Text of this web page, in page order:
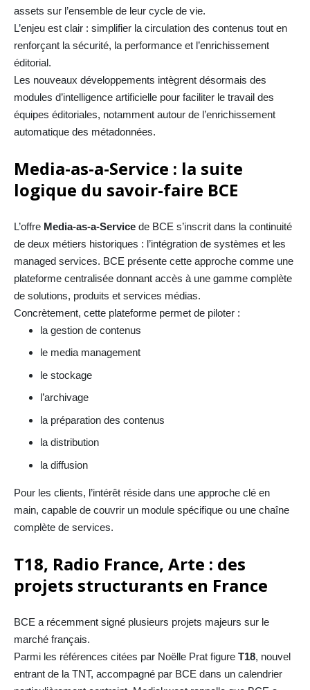
assets sur l’ensemble de leur cycle de vie.
L’enjeu est clair : simplifier la circulation des contenus tout en
renforçant la sécurité, la performance et l’enrichissement
éditorial.
Les nouveaux développements intègrent désormais des
modules d’intelligence artificielle pour faciliter le travail des
équipes éditoriales, notamment autour de l’enrichissement
automatique des métadonnées.
Media-as-a-Service : la suite
logique du savoir-faire BCE
L’offre Media-as-a-Service de BCE s’inscrit dans la continuité
de deux métiers historiques : l’intégration de systèmes et les
managed services. BCE présente cette approche comme une
plateforme centralisée donnant accès à une gamme complète
de solutions, produits et services médias.
Concrètement, cette plateforme permet de piloter :
la gestion de contenus
le media management
le stockage
l’archivage
la préparation des contenus
la distribution
la diffusion
Pour les clients, l’intérêt réside dans une approche clé en
main, capable de couvrir un module spécifique ou une chaîne
complète de services.
T18, Radio France, Arte : des
projets structurants en France
BCE a récemment signé plusieurs projets majeurs sur le
marché français.
Parmi les références citées par Noëlle Prat figure T18, nouvel
entrant de la TNT, accompagné par BCE dans un calendrier